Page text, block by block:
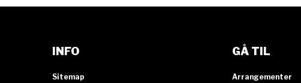
INFO
Sitemap
GÅ TIL
Arrangementer